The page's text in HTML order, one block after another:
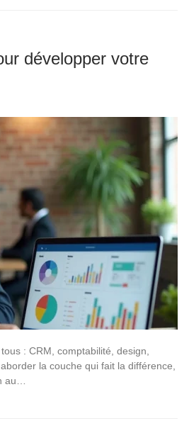
développer votre
: CRM, comptabilité, design,
la couche qui fait la différence,
au…